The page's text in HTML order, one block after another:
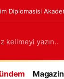
Diplomasisi
kelimeyi yazın..
Magazin